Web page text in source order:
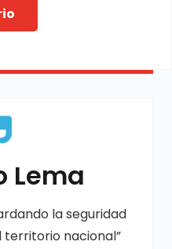
Lema
la seguridad
nacional”